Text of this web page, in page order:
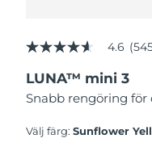
4.6
of
5
stars,
rating
4.6
LUNA™ mini 3
Snabb rengöring
Välj färg:Sunflower